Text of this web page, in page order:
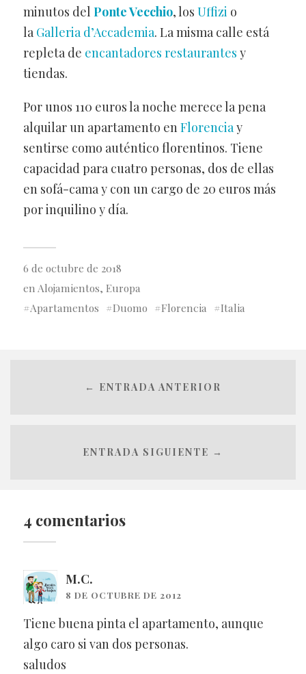
minutos del Ponte Vecchio, los Uffizi o
la Galleria d’Accademia. La misma calle está
repleta de encantadores restaurantes y
tiendas.
Por unos 110 euros la noche merece la pena
alquilar un apartamento enFlorenciay
sentirse como auténtico florentinos. Tiene
capacidad para cuatro personas, dos de ellas
en sofá-cama y con un cargo de 20 euros más
por inquilino y día.
6 de octubre de 2018
enAlojamientos, Europa
Apartamentos
Duomo Florencia Italia
← ENTRADA ANTERIOR
ENTRADA SIGUIENTE →
4 comentarios
M.C.
8 DE OCTUBRE DE 2012
Tiene buena pinta el apartamento, aunque
algo caro si van dos personas.
saludos